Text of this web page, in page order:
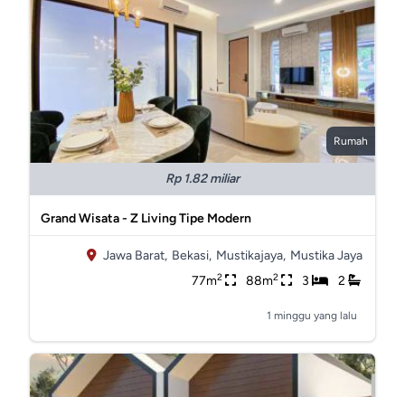
Rumah
Rp 1.82 miliar
Grand Wisata - Z Living Tipe Modern
Jawa Barat, Bekasi, Mustikajaya, Mustika Jaya
77m2 88m2 3 2
1 minggu yang lalu